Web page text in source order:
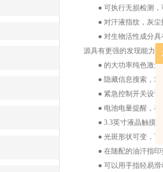
● 可执行无损检测，
● 对汗液指纹，灰尘
● 对生物活性成分具有
源具有更强的发现能力;
● 的大功率纯色激光
● 隐藏信息搜索，对
● 紧急控制开关设计
● 电池电量提醒，在电
● 3.3英寸液晶触摸式
● 光斑形状可变，可
● 在随配的油汗指印荧
● 可以用手指轻易滑